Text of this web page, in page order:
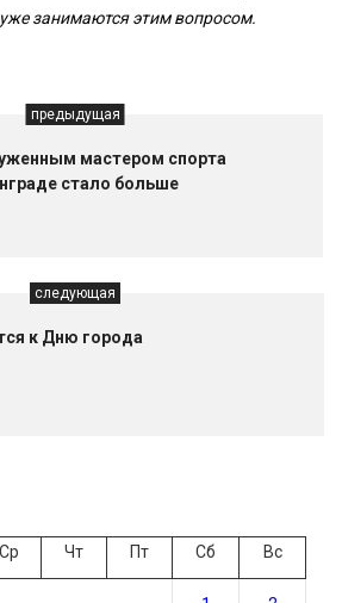
занимаются этим вопросом.
предыдущая
мастером спорта
стало больше
следующая
к Дню города
Ср Чт Пт Сб Вс